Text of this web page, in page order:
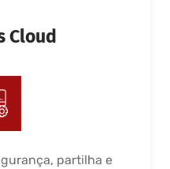
Cloud
partilha e